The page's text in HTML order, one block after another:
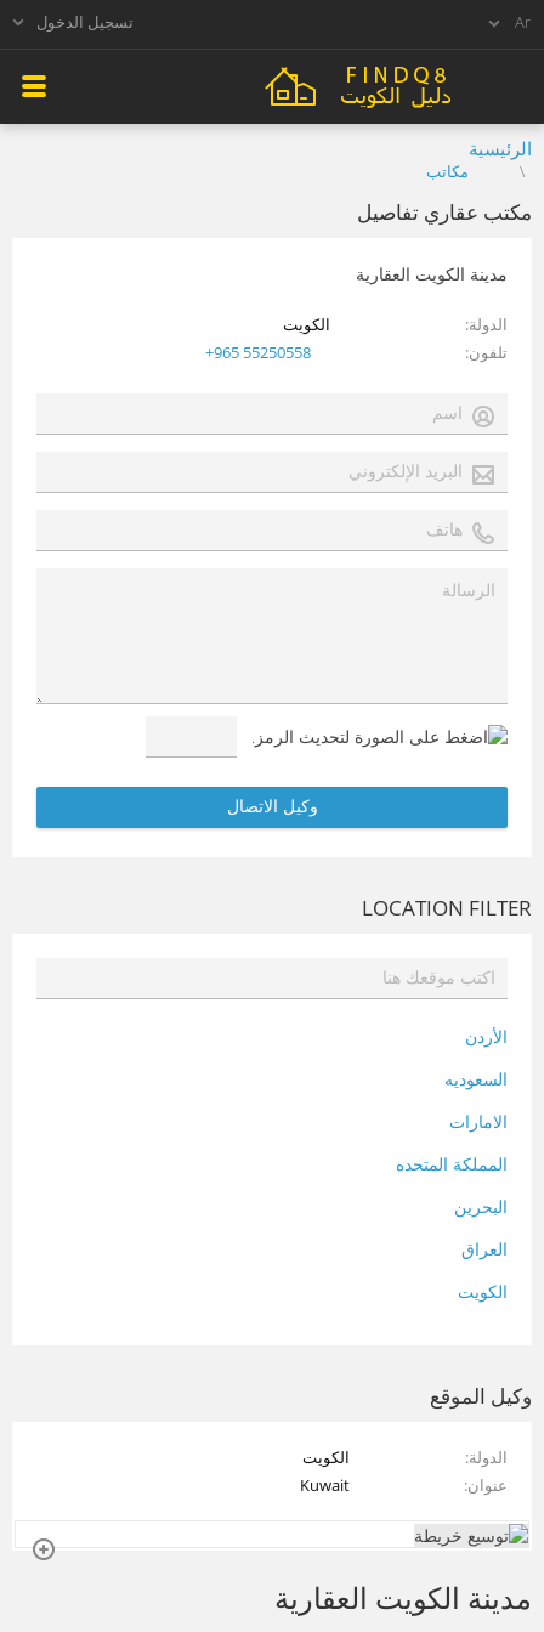
تسجيل الدخول
الرئيسية
مكاتب
مكتب عقاري تفاصيل
مدينة الكويت العقارية
الدولة
الكويت
تلفون
+965 55250558
LOCATION FILTER
الأردن
السعوديه
الامارات
المملكة المتحده
البحرين
العراق
الكويت
فلسطين
سوريا
تونس
وكيل الموقع
الدولة
الكويت
عنوان
Kuwait
مدينة الكويت العقارية